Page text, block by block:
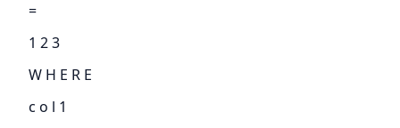
=
1 2 3
W H E R E
c o l 1